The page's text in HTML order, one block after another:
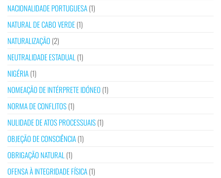
NACIONALIDADE PORTUGUESA(1)
NATURAL DE CABO VERDE(1)
NATURALIZAÇÃO (2)
NEUTRALIDADE ESTADUAL (1)
NIGÉRIA(1)
NOMEAÇÃO DE INTÉRPRETE IDÓNEO (1)
NORMA DE CONFLITOS(1)
NULIDADE DE ATOS PROCESSUAIS(1)
OBJEÇÃO DE CONSCIÊNCIA(1)
OBRIGAÇÃO NATURAL (1)
OFENSA À INTEGRIDADE FÍSICA(1)